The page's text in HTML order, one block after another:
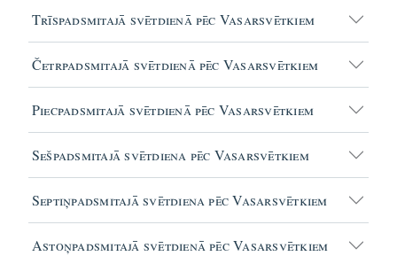
Trīspadsmitajā svētdienā pēc Vasarsvētkiem
Četrpadsmitajā svētdienā pēc Vasarsvētkiem
Piecpadsmitajā svētdienā pēc Vasarsvētkiem
Sešpadsmitajā svētdiena pēc Vasarsvētkiem
Septiņpadsmitajā svētdiena pēc Vasarsvētkiem
Astoņpadsmitajā svētdienā pēc Vasarsvētkiem